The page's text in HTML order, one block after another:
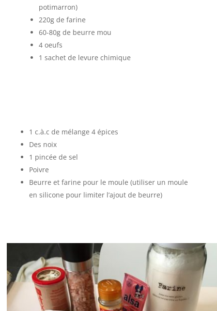
potimarron)
220g de farine
60-80g de beurre mou
4 oeufs
1 sachet de levure chimique
1 c.à.c de mélange 4 épices
Des noix
1 pincée de sel
Poivre
Beurre et farine pour le moule (utiliser un moule
en silicone pour limiter l’ajout de beurre)